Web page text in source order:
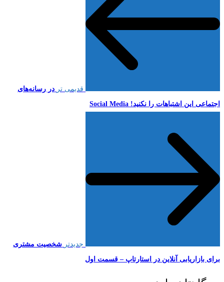
قدیمی تر در رسانه‌های
اجتماعی این اشتباهات را نکنید! Social Media
جدیدتر شخصیت مشتری
برای بازاریابی آنلاین در استارتاپ​ – قسمت اول